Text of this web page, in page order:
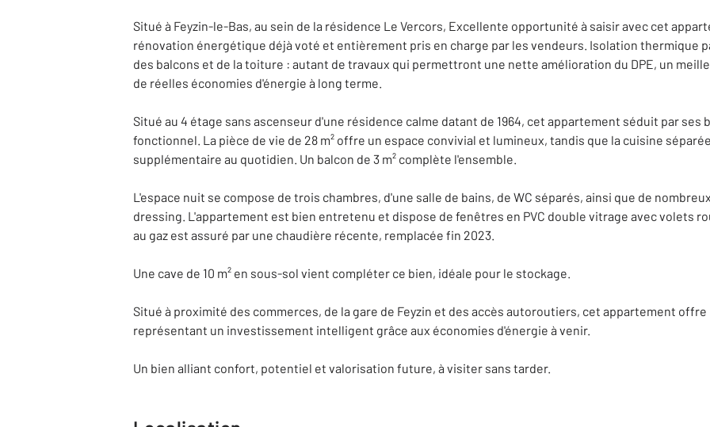
Situé à Feyzin-le-Bas, au sein de la résidence Le Vercors, Excellente opportunité à saisir avec cet
rénovation énergétique déjà voté et entièrement pris en charge par les vendeurs. Isolation thermique
des balcons et de la toiture : autant de travaux qui permettront une nette amélioration du DPE, un
de réelles économies d'énergie à long terme.
Situé au 4 étage sans ascenseur d'une résidence calme datant de 1964, cet appartement séduit par ses
fonctionnel. La pièce de vie de 28 m² offre un espace convivial et lumineux, tandis que la cuisine
supplémentaire au quotidien. Un balcon de 3 m² complète l'ensemble.
L'espace nuit se compose de trois chambres, d'une salle de bains, de WC séparés, ainsi que de
dressing. L'appartement est bien entretenu et dispose de fenêtres en PVC double vitrage avec volets
au gaz est assuré par une chaudière récente, remplacée fin 2023.
Une cave de 10 m² en sous-sol vient compléter ce bien, idéale pour le stockage.
Situé à proximité des commerces, de la gare de Feyzin et des accès autoroutiers, cet appartement
représentant un investissement intelligent grâce aux économies d'énergie à venir.
Un bien alliant confort, potentiel et valorisation future, à visiter sans tarder.